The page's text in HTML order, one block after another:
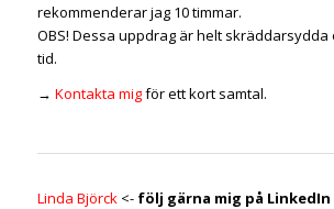
rekommenderar jag 10 timmar.
OBS! Dessa uppdrag är helt skräddarsydda
tid.
→ Kontakta migför ett kort samtal.
Linda Björck<- följ gärna mig på LinkedIn